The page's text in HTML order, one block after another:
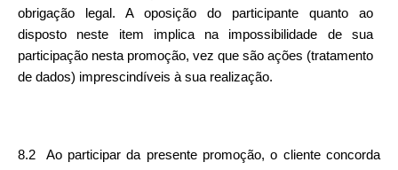
obrigação legal. A oposição do participante quanto ao
disposto neste item implica na impossibilidade de sua
participação nesta promoção, vez que são ações (tratamento
de dados) imprescindíveis à sua realização.
8.2  Ao participar da presente promoção, o cliente concorda